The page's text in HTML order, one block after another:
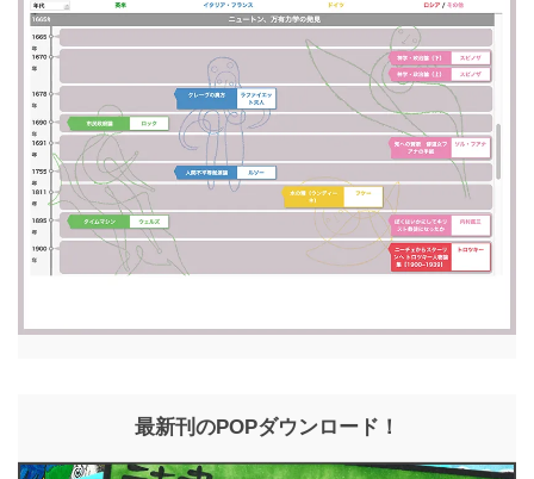
最新刊のPOPダウンロード！